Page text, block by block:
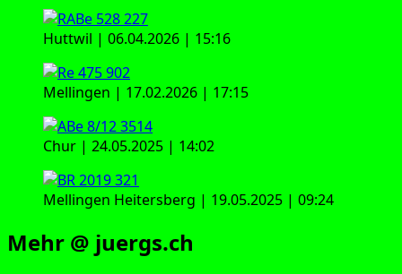
Huttwil | 06.04.2026 | 15:16
Mellingen | 17.02.2026 | 17:15
Chur | 24.05.2025 | 14:02
Mellingen Heitersberg | 19.05.2025 | 09:24
Mehr @ juergs.ch